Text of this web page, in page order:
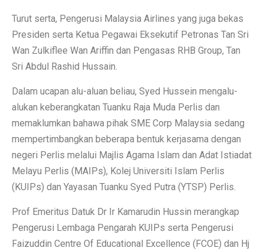
Turut serta, Pengerusi Malaysia Airlines yang juga bekas
Presiden serta Ketua Pegawai Eksekutif Petronas Tan Sri
Wan Zulkiflee Wan Ariffin dan Pengasas RHB Group, Tan
Sri Abdul Rashid Hussain.
Dalam ucapan alu-aluan beliau, Syed Hussein mengalu-
alukan keberangkatan Tuanku Raja Muda Perlis dan
memaklumkan bahawa pihak SME Corp Malaysia sedang
mempertimbangkan beberapa bentuk kerjasama dengan
negeri Perlis melalui Majlis Agama Islam dan Adat Istiadat
Melayu Perlis (MAIPs), Kolej Universiti Islam Perlis
(KUIPs) dan Yayasan Tuanku Syed Putra (YTSP) Perlis.
Prof Emeritus Datuk Dr Ir Kamarudin Hussin merangkap
Pengerusi Lembaga Pengarah KUIPs serta Pengerusi
Faizuddin Centre Of Educational Excellence (FCOE) dan Hj